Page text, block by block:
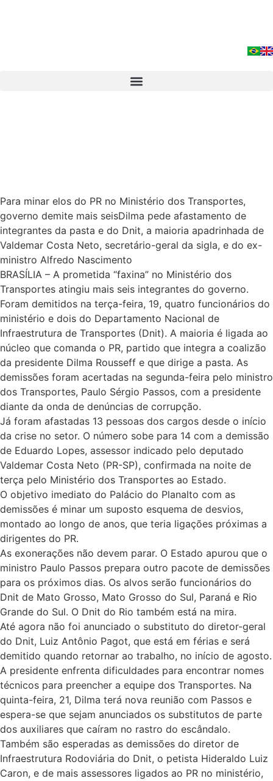
Para minar elos do PR no Ministério dos Transportes,
governo demite mais seisDilma pede afastamento de
integrantes da pasta e do Dnit, a maioria apadrinhada de
Valdemar Costa Neto, secretário-geral da sigla, e do ex-
ministro Alfredo Nascimento
BRASÍLIA – A prometida “faxina” no Ministério dos
Transportes atingiu mais seis integrantes do governo.
Foram demitidos na terça-feira, 19, quatro funcionários do
ministério e dois do Departamento Nacional de
Infraestrutura de Transportes (Dnit). A maioria é ligada ao
núcleo que comanda o PR, partido que integra a coalizão
da presidente Dilma Rousseff e que dirige a pasta. As
demissões foram acertadas na segunda-feira pelo ministro
dos Transportes, Paulo Sérgio Passos, com a presidente
diante da onda de denúncias de corrupção.
Já foram afastadas 13 pessoas dos cargos desde o início
da crise no setor. O número sobe para 14 com a demissão
de Eduardo Lopes, assessor indicado pelo deputado
Valdemar Costa Neto (PR-SP), confirmada na noite de
terça pelo Ministério dos Transportes ao Estado.
O objetivo imediato do Palácio do Planalto com as
demissões é minar um suposto esquema de desvios,
montado ao longo de anos, que teria ligações próximas a
dirigentes do PR.
As exonerações não devem parar. O Estado apurou que o
ministro Paulo Passos prepara outro pacote de demissões
para os próximos dias. Os alvos serão funcionários do
Dnit de Mato Grosso, Mato Grosso do Sul, Paraná e Rio
Grande do Sul. O Dnit do Rio também está na mira.
Até agora não foi anunciado o substituto do diretor-geral
do Dnit, Luiz Antônio Pagot, que está em férias e será
demitido quando retornar ao trabalho, no início de agosto.
A presidente enfrenta dificuldades para encontrar nomes
técnicos para preencher a equipe dos Transportes. Na
quinta-feira, 21, Dilma terá nova reunião com Passos e
espera-se que sejam anunciados os substitutos de parte
dos auxiliares que caíram no rastro do escândalo.
Também são esperadas as demissões do diretor de
Infraestrutura Rodoviária do Dnit, o petista Hideraldo Luiz
Caron, e de mais assessores ligados ao PR no ministério,